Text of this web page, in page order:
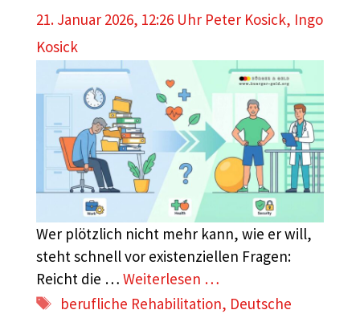
21. Januar 2026, 12:26 Uhr Peter Kosick, Ingo
Kosick
Wer plötzlich nicht mehr kann, wie er will,
steht schnell vor existenziellen Fragen:
Reicht die … Weiterlesen …
Schlagwörter
berufliche Rehabilitation, Deutsche